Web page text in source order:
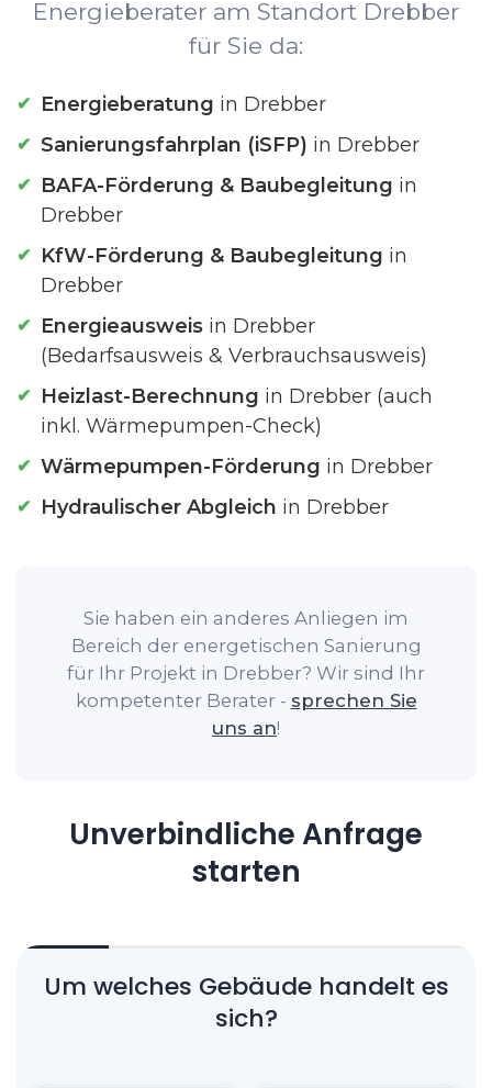
Energieberater am Standort Drebber
für Sie da:
Energieberatung in Drebber
Sanierungsfahrplan (iSFP) in Drebber
BAFA-Förderung & Baubegleitung in
Drebber
KfW-Förderung & Baubegleitung in
Drebber
Energieausweis in Drebber
(Bedarfsausweis & Verbrauchsausweis)
Heizlast-Berechnung in Drebber (auch
inkl. Wärmepumpen-Check)
Wärmepumpen-Förderung in Drebber
Hydraulischer Abgleich in Drebber
Sie haben ein anderes Anliegen im
Bereich der energetischen Sanierung
für Ihr Projekt in Drebber? Wir sind Ihr
kompetenter Berater - sprechen Sie
uns an!
Unverbindliche Anfrage
starten